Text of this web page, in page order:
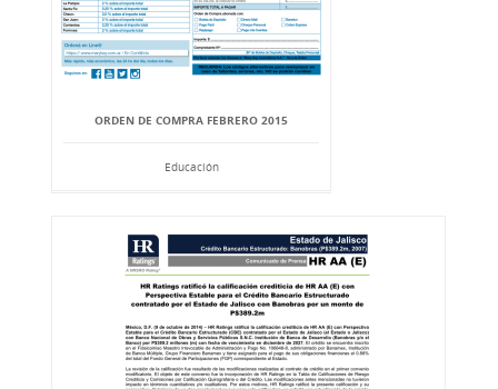
ORDEN DE COMPRA FEBRERO 2015
Educación